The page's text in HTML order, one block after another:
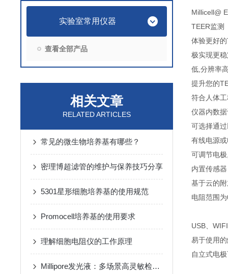
实验室常用仪器
查看全部产品
相关文章
RELATED ARTICLES
常见的微生物培养基有哪些？
密理博超滤管的维护与保养技巧分享
5301星形细胞培养基的使用规范
Promocell培养基的使用要求
理解细胞电阻仪的工作原理
Millipore发光液：多场景高灵敏检测的核心试剂支撑
Millicell@
TEER监测
体验更好
极实现更
低,分辨率
提升您的
符合人体
仪器内数
可选择通
有线电源
可调节电
内置传感
基于云的
电
USB、
易于使用
自